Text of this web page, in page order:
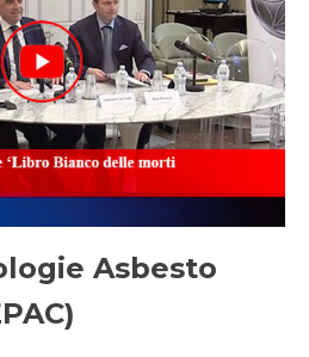
Asbesto